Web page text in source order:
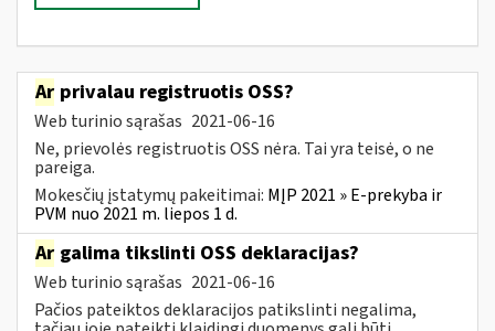
Ar privalau registruotis OSS?
Web turinio sąrašas 2021-06-16
Ne, prievolės registruotis OSS nėra. Tai yra teisė, o ne
pareiga.
Mokesčių įstatymų pakeitimai: MĮP 2021 » E-prekyba ir
PVM nuo 2021 m. liepos 1 d.
Ar galima tikslinti OSS deklaracijas?
Web turinio sąrašas 2021-06-16
Pačios pateiktos deklaracijos patikslinti negalima,